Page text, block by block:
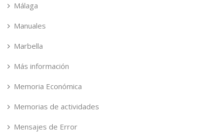
Málaga
Manuales
Marbella
Más información
Memoria Económica
Memorias de actividades
Mensajes de Error